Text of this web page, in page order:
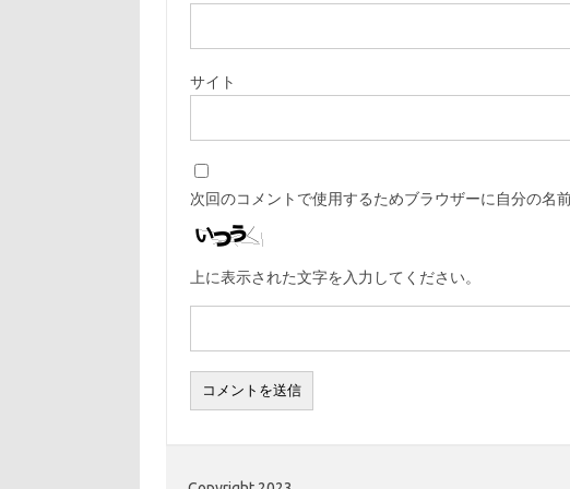
サイト
次回のコメントで使用するためブラウザーに自分の名
上に表示された文字を入力してください。